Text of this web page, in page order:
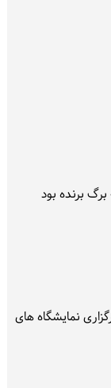
نمایشگاه های